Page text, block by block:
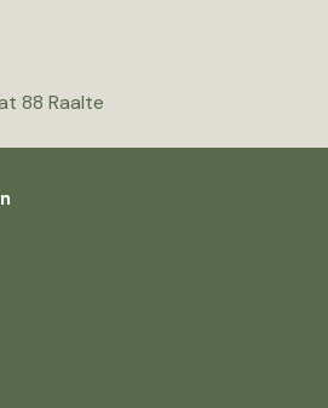
88 Raalte